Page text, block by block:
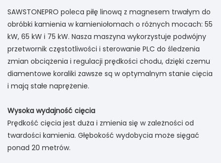
SAWSTONEPRO poleca piłę linową z magnesem trwałym do
obróbki kamienia w kamieniołomach o różnych mocach: 55
kW, 65 kW i 75 kW. Nasza maszyna wykorzystuje podwójny
przetwornik częstotliwości i sterowanie PLC do śledzenia
zmian obciążenia i regulacji prędkości chodu, dzięki czemu
diamentowe koraliki zawsze są w optymalnym stanie cięcia
i mają stałe naprężenie.
Wysoka wydajność cięcia
Prędkość cięcia jest duża i zmienia się w zależności od
twardości kamienia. Głębokość wydobycia może sięgać
ponad 20 metrów.